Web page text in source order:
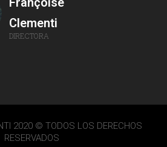
Clementi
DIRECTORA
2020 © TODOS LOS DERECHOS
RESERVADOS